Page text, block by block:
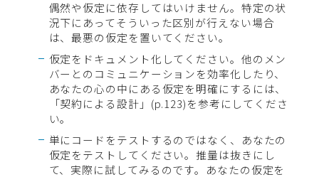
偶然や仮定に依存してはいけません。特定の状
況下にあってそういった区別が行えない場合
は、最悪の仮定を置いてください。
仮定をドキュメント化してください。他のメン
バーとのコミュニケーションを効率化したり、
あなたの心の中にある仮定を明確にするには、
「契約による設計」(p.123)を参考にしてくださ
い。
単にコードをテストするのではなく、あなたの
仮定をテストしてください。推量は抜きにし
て、実際に試してみるのです。あなたの仮定を